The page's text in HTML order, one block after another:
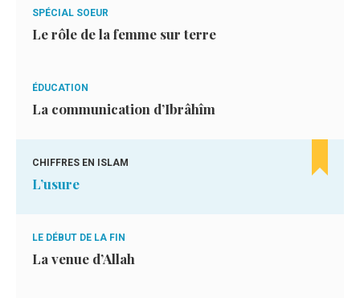
SPÉCIAL SOEUR
Le rôle de la femme sur terre
ÉDUCATION
La communication d’Ibrâhîm
CHIFFRES EN ISLAM
L’usure
LE DÉBUT DE LA FIN
La venue d’Allah